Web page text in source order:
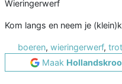
Wieringerwerf
Kom langs en neem je
boeren, wieringerwerf,
Maak